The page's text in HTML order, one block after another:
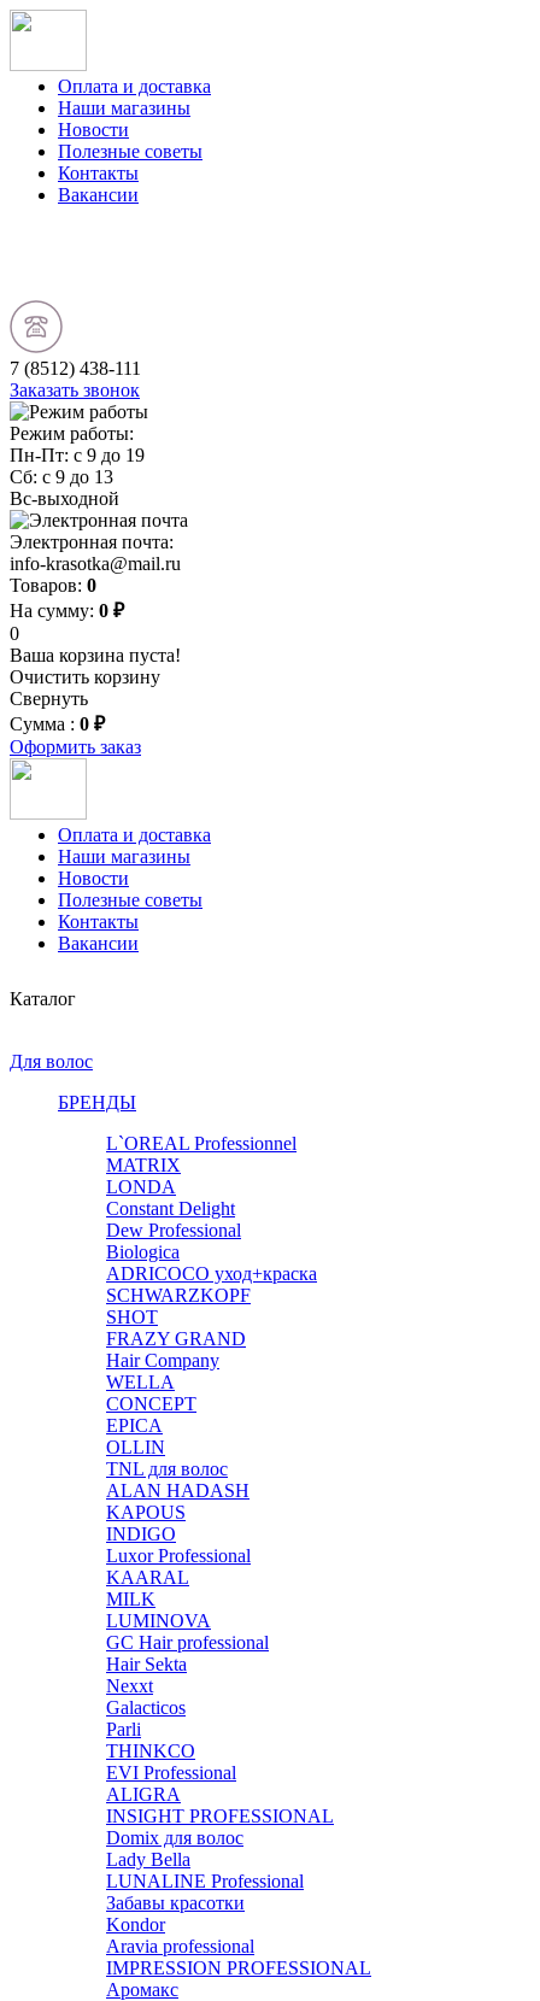
Оплата и доставка
Наши магазины
Новости
Полезные советы
Контакты
Вакансии
7 (8512) 438-111
Заказать звонок
Режим работы:
Пн-Пт: с 9 до 19
Сб: с 9 до 13
Вс-выходной
Электронная почта:
info-krasotka@mail.ru
Товаров: 0
На сумму: 0 ₽
0
Ваша корзина пуста!
Очистить корзину
Свернуть
Сумма : 0 ₽
Оформить заказ
Оплата и доставка
Наши магазины
Новости
Полезные советы
Контакты
Вакансии
Каталог
Для волос
БРЕНДЫ
L`OREAL Professionnel
MATRIX
LONDA
Constant Delight
Dew Professional
Biologica
ADRICOCO уход+краска
SCHWARZKOPF
SHOT
FRAZY GRAND
Hair Company
WELLA
CONCEPT
EPICA
OLLIN
TNL для волос
ALAN HADASH
KAPOUS
INDIGO
Luxor Professional
KAARAL
MILK
LUMINOVA
GC Hair professional
Hair Sekta
Nexxt
Galacticos
Parli
THINKCO
EVI Professional
ALIGRA
INSIGHT PROFESSIONAL
Domix для волос
Lady Bella
LUNALINE Professional
Забавы красотки
Kondor
Aravia professional
IMPRESSION PROFESSIONAL
Аромакс